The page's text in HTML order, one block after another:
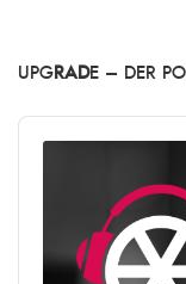
UPG RADE – DER
Audio
Player